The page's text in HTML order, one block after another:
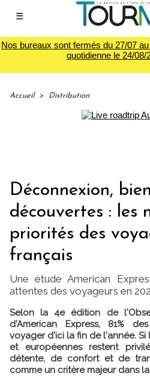
☰
Nos bureaux sont fermés du 27/07
quotidienne le 24/08/
Accueil > Distribution
Déconnexion,
découvertes : les
priorités des
français
Une étude American
attentes des voyageurs en
Selon la 4e édition de
d'American Express, 81%
voyager d'ici la fin de l'année. Si
et européennes restent
détente, de confort et de
comme un critère majeur dans